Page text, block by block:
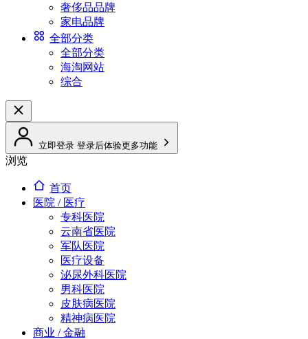
奢侈品品牌
家电品牌
全部分类
全部分类
海淘网站
综合
立即登录 登录后体验更多功能
浏览
首页
医院 / 医疗
专科医院
云南省医院
军队医院
医疗设备
泌尿外科医院
男科医院
皮肤病医院
精神病医院
商业 / 金融